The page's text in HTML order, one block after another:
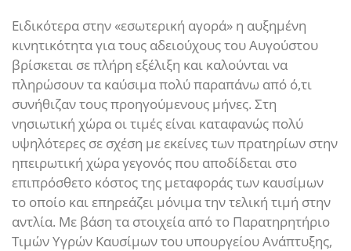
Ειδικότερα στην «εσωτερική αγορά» η αυξημένη
κινητικότητα για τους αδειούχους του Αυγούστου
βρίσκεται σε πλήρη εξέλιξη και καλούνται να
πληρώσουν τα καύσιμα πολύ παραπάνω από ό,τι
συνήθιζαν τους προηγούμενους μήνες. Στη
νησιωτική χώρα οι τιμές είναι καταφανώς πολύ
υψηλότερες σε σχέση με εκείνες των πρατηρίων στην
ηπειρωτική χώρα γεγονός που αποδίδεται στο
επιπρόσθετο κόστος της μεταφοράς των καυσίμων
το οποίο και επηρεάζει μόνιμα την τελική τιμή στην
αντλία. Με βάση τα στοιχεία από το Παρατηρητήριο
Τιμών Υγρών Καυσίμων του υπουργείου Ανάπτυξης,